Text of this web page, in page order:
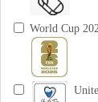
World Cup